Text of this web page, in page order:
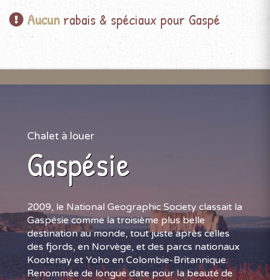
Aucun rabais & spéciaux pour Gaspé
Chalet à louer
Gaspésie
2009, le National Geographic Society classait la
Gaspésie comme la troisième plus belle
destination au monde, tout juste après celles
des fjords, en Norvège, et des parcs nationaux
Kootenay et Yoho en Colombie-Britannique.
Renommée de longue date pour la beauté de